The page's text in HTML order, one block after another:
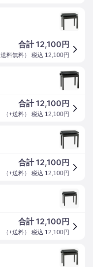
合計12,100 円
送料無料） 税込 12,100円
合計12,100 円
（+送料） 税込 12,100円
合計12,100 円
（+送料） 税込 12,100円
合計12,100 円
（+送料） 税込 12,100円